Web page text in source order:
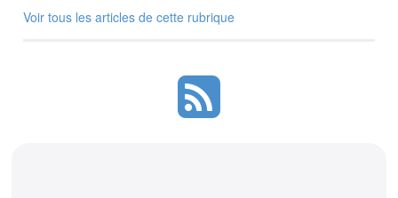
Voir tous les articles de cette rubrique